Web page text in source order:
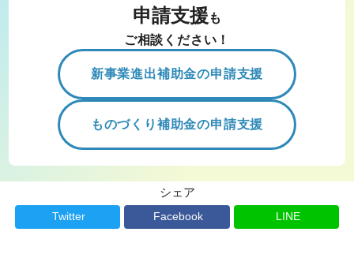
申請支援 も
ご相談ください！
新事業進出補助金の申請支援
ものづくり補助金の申請支援
シェア
Twitter Facebook LINE